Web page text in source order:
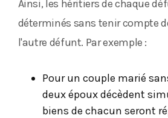
Ainsi, les héritiers de chaque
déterminés sans tenir compte
l'autre défunt. Par exemple :
Pour un couple marié
deux époux décèdent
biens de chacun seront